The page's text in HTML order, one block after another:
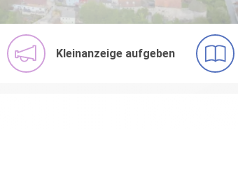
Kleinanzeige aufgeben